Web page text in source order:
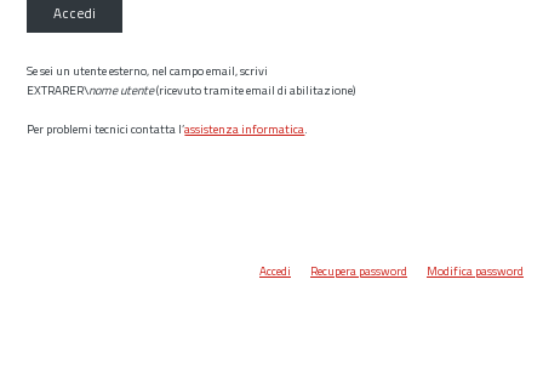
Accedi
Se sei un utente esterno, nel campo email, scrivi
EXTRARER\nome utente(ricevuto tramite email di abilitazione)
Per problemi tecnici contatta l’assistenza informatica.
Accedi Recupera password Modifica password